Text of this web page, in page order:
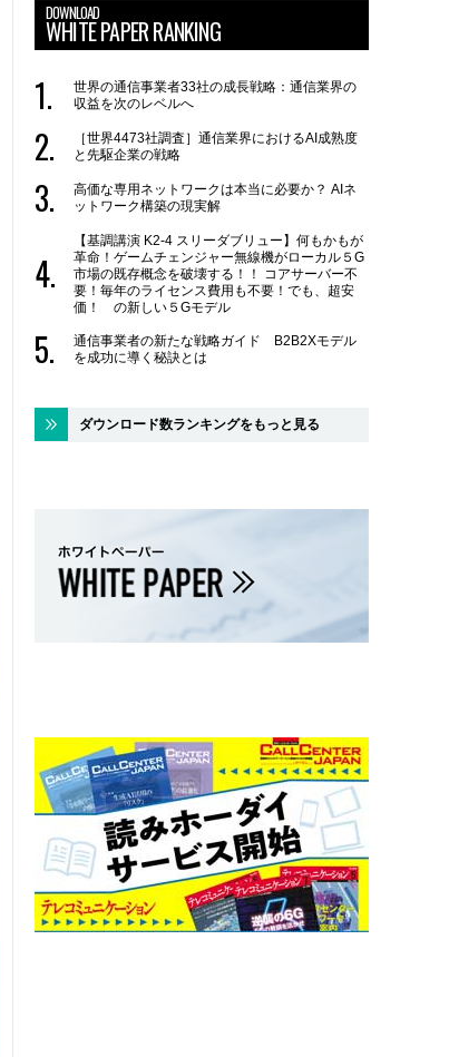
リューション特集
イーサネットで作るGPUネットワー
ソリューション特集
6GHz帯Wi-Fiは「
DOWNLOAD
WHITE PAPER RANKING
世界の通信事業者33社の成長戦略：通信業界の
収益を次のレベルへ
［世界4473社調査］通信業界におけるAI成熟度
と先駆企業の戦略
高価な専用ネットワークは本当に必要か？ AIネ
ットワーク構築の現実解
【基調講演 K2-4 スリーダブリュー】何もかもが
革命！ゲームチェンジャー無線機がローカル５G
市場の既存概念を破壊する！！ コアサーバー不
要！毎年のライセンス費用も不要！でも、超安
価！ の新しい５Gモデル
通信事業者の新たな戦略ガイド B2B2Xモデル
を成功に導く秘訣とは
ダウンロード数ランキングをもっと見る